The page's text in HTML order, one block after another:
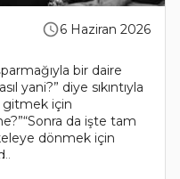
6 Haziran 2026
bir daire
yani?” diye sıkıntıyla
gitmek için
da işte tam
dönmek için